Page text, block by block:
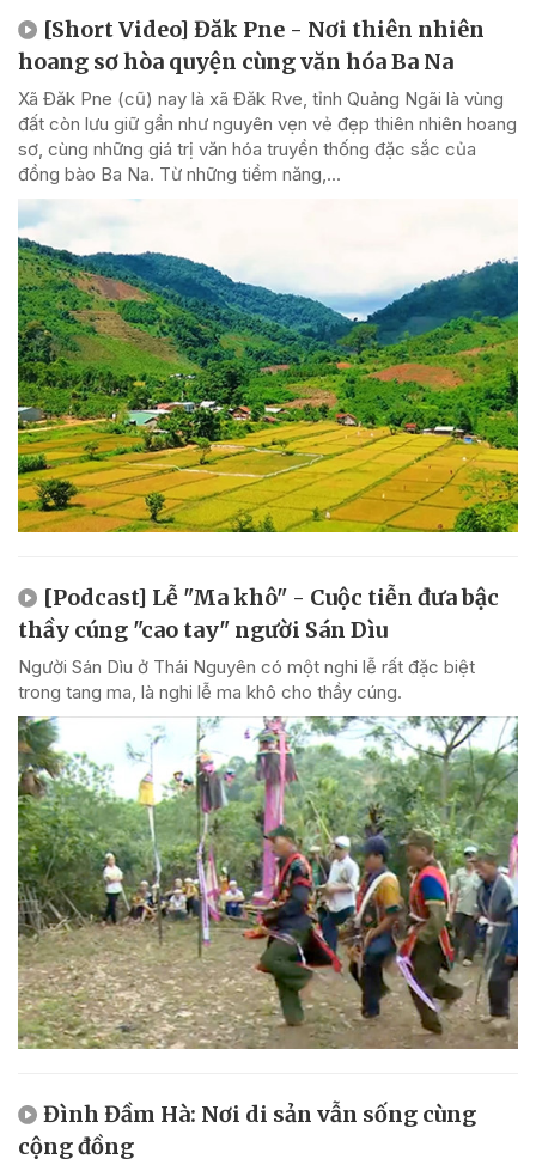
[Short Video] Đăk Pne - Nơi thiên nhiên
hoang sơ hòa quyện cùng văn hóa Ba Na
Xã Đăk Pne (cũ) nay là xã Đăk Rve, tỉnh Quảng Ngãi là vùng
đất còn lưu giữ gần như nguyên vẹn vẻ đẹp thiên nhiên hoang
sơ, cùng những giá trị văn hóa truyền thống đặc sắc của
đồng bào Ba Na. Từ những tiềm năng,...
[Podcast] Lễ "Ma khô" - Cuộc tiễn đưa bậc
thầy cúng "cao tay" người Sán Dìu
Người Sán Dìu ở Thái Nguyên có một nghi lễ rất đặc biệt
trong tang ma, là nghi lễ ma khô cho thầy cúng.
Đình Đầm Hà: Nơi di sản vẫn sống cùng
cộng đồng